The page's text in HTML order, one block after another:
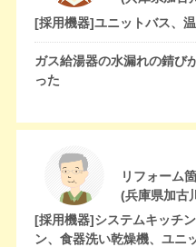
[採用機器]ユニットバス、
ガス給湯器の水漏れの錆び
った
リフォーム
(兵庫県加古
[採用機器]システムキッチ
ン、食器洗い乾燥機、ユニ